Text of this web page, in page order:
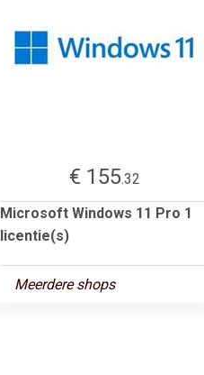
€ 155.32
Microsoft Windows 11 Pro 1
licentie(s)
Meerdere shops